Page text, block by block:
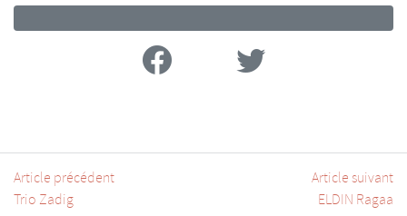
FacebookTwitter
Article précédent
Trio Zadig
Article suivant
ELDIN Ragaa